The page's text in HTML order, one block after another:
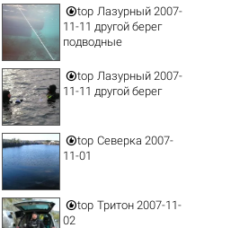
top Лазурный 2007-
11-11 другой берег
подводные
top Лазурный 2007-
11-11 другой берег
top Северка 2007-
11-01
top Тритон 2007-11-
02